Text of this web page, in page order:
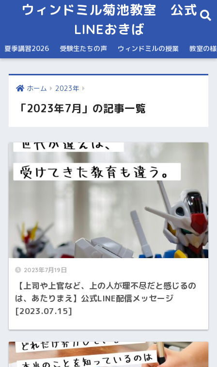
ウィンドミル菊池教室 公式
LINEおきば
夏季講習2026 受験生たちの声 ウィンドミルの授業 教室の
ホーム 2023年
「2023年7月」の記事一覧
2023年7月19日
【上司や上官など、上の人が理不尽だと感じるの
は、あたりまえ】公式LINE配信メッセージ
[2023.07.15]